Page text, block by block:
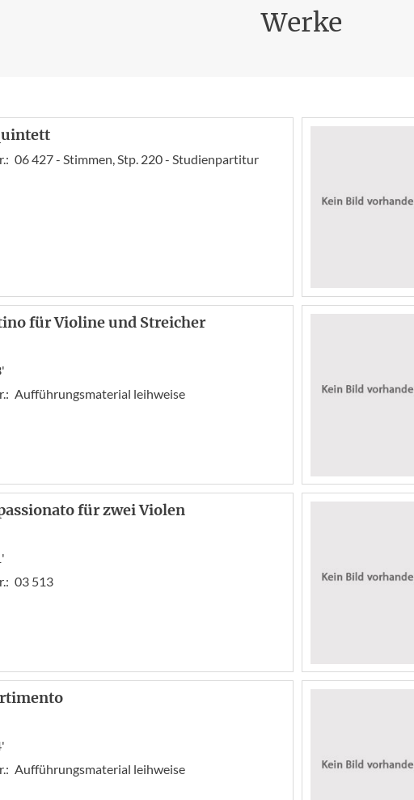
Werke
06 427 - Stimmen, Stp. 220 - Studienpartitur
für Violine und Streicher
Aufführungsmaterial leihweise
für zwei Violen
03 513
Aufführungsmaterial leihweise